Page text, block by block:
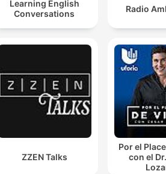
Learning English
Conversations
Radio
ZZEN Talks
Por el
con el